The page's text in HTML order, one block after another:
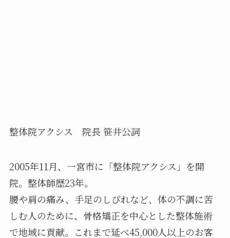
整体院アクシス 院長 笹井公詞
2005年11月、一宮市に「整体院アクシス」を開
院。整体師歴23年。
腰や肩の痛み、手足のしびれなど、体の不調に苦
しむ人のために、骨格矯正を中心とした整体施術
で地域に貢献。これまで延べ45,000人以上のお客